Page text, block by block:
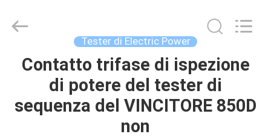
CASA
PRODOTTI
Rights
Tester di Electric Power
Contatto trifase di ispezione
di potere del tester di
sequenza del VINCITORE 850D
non